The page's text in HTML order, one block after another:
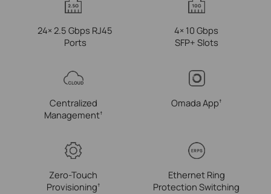
24× 2.5 Gbps RJ45
Ports
4× 10 Gbps
SFP+ Slots
Centralized
Management†
OmadaApp†
Zero-Touch
Provisioning†
Ethernet Ring
Protection Switching